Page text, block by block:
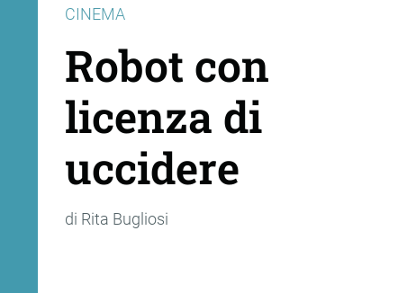
CINEMA
Robot con
licenza di
uccidere
di Rita Bugliosi